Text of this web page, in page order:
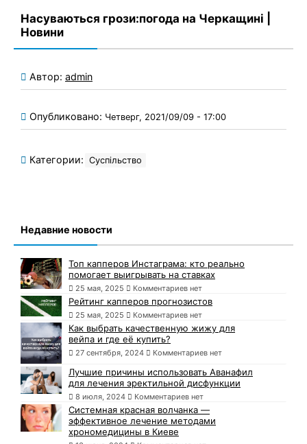
Насуваються грози:погода на Черкащині |
Новини
Автор: admin
Опубликовано: Четверг, 2021/09/09 - 17:00
Категории: Суспільство
Недавние новости
Топ капперов Инстаграма: кто реально
помогает выигрывать на ставках
25 мая, 2025 Комментариев нет
Рейтинг капперов прогнозистов
25 мая, 2025 Комментариев нет
Как выбрать качественную жижу для
вейпа и где её купить?
27 сентября, 2024 Комментариев нет
Лучшие причины использовать Аванафил
для лечения эректильной дисфункции
8 июля, 2024 Комментариев нет
Системная красная волчанка —
эффективное лечение методами
хрономедицины в Киеве